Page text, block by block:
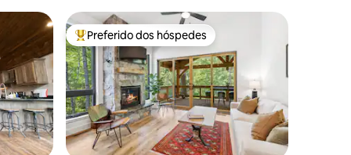
Entre os melhores preferidos dos hóspedes
Preferido dos hóspedes